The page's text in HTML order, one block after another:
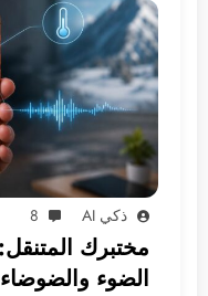
ذكي AI 8
مختبرك
الضوء